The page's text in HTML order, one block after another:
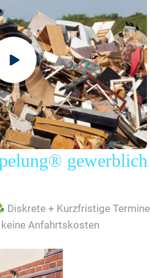
gewerblich
Diskrete + Kurzfristige
Anfahrtskosten